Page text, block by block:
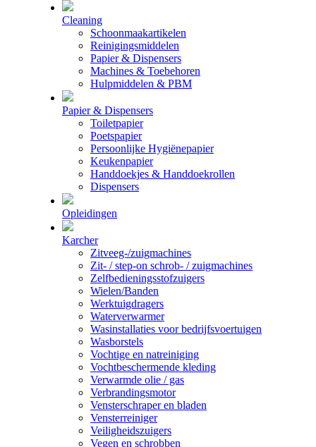
Cleaning
Schoonmaakartikelen
Reinigingsmiddelen
Papier & Dispensers
Machines & Toebehoren
Hulpmiddelen & PBM
Papier & Dispensers
Toiletpapier
Poetspapier
Persoonlijke Hygiënepapier
Keukenpapier
Handdoekjes & Handdoekrollen
Dispensers
Opleidingen
Karcher
Zitveeg-/zuigmachines
Zit- / step-on schrob- / zuigmachines
Zelfbedieningsstofzuigers
Wielen/Banden
Werktuigdragers
Waterverwarmer
Wasinstallaties voor bedrijfsvoertuigen
Wasborstels
Vochtige en natreiniging
Vochtbeschermende kleding
Verwarmde olie / gas
Verbrandingsmotor
Vensterschraper en bladen
Vensterreiniger
Veiligheidszuigers
Vegen en schrobben